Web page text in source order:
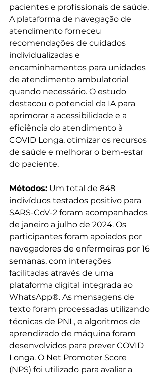
pacientes e profissionais de saúde.
A plataforma de navegação de
atendimento forneceu
recomendações de cuidados
individualizadas e
encaminhamentos para unidades
de atendimento ambulatorial
quando necessário. O estudo
destacou o potencial da IA para
aprimorar a acessibilidade e a
eficiência do atendimento à
COVID Longa, otimizar os recursos
de saúde e melhorar o bem-estar
do paciente.
Métodos: Um total de 848
indivíduos testados positivo para
SARS-CoV-2 foram acompanhados
de janeiro a julho de 2024. Os
participantes foram apoiados por
navegadores de enfermeiras por 16
semanas, com interações
facilitadas através de uma
plataforma digital integrada ao
WhatsApp®. As mensagens de
texto foram processadas utilizando
técnicas de PNL, e algoritmos de
aprendizado de máquina foram
desenvolvidos para prever COVID
Longa. O Net Promoter Score
(NPS) foi utilizado para avaliar a